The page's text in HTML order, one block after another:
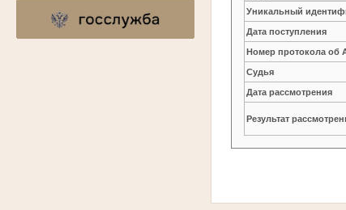
Уникальный
Дата поступления
Номер протокола об
Судья
Дата рассмотрения
Результат